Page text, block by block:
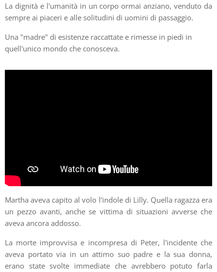
La dignità e l'umanità in un corpo ormai anziano, venduto da
sempre ai piaceri e alle solitudini di uomini di passaggio.
Una "madre" di esistenze raccattate e rimesse in piedi in
quell'unico mondo che conosceva.
Martha aveva capito al volo l'indole di Lilly. Quella ragazza era
un pezzo avanti, anche se vittima di situazioni avverse che
aveva ancora addosso.
La morte improvvisa e incompresa di Peter, l'incidente che
aveva portato via in un attimo suo padre e la sua donna,
erano state svolte immediate che avrebbero potuto farla